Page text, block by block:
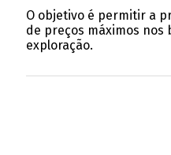
O objetivo é permitir a
de preços máximos nos
exploração.